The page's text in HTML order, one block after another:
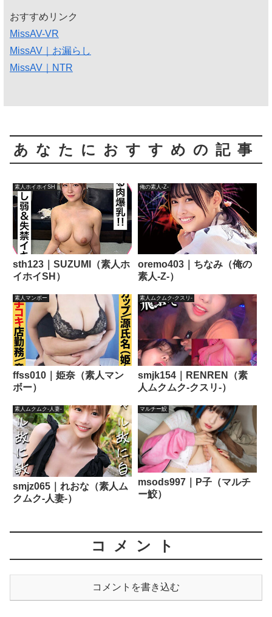
おすすめリンク
MissAV-VR
MissAV｜お漏らし
MissAV｜NTR
あなたにおすすめの記事
素人ホイホイSH
sth123｜SUZUMI（素人ホ
イホイSH）
俺の素人-Z-
oremo403｜ちなみ（俺の
素人-Z-）
素人マンボー
ffss010｜姫奈（素人マン
ボー）
素人ムクムク-クスリ-
smjk154｜RENREN（素
人ムクムク-クスリ-）
素人ムクムク-人妻-
smjz065｜れおな（素人ム
クムク-人妻-）
マルチー鮫
msods997｜P子（マルチ
ー鮫）
コメント
コメントを書き込む